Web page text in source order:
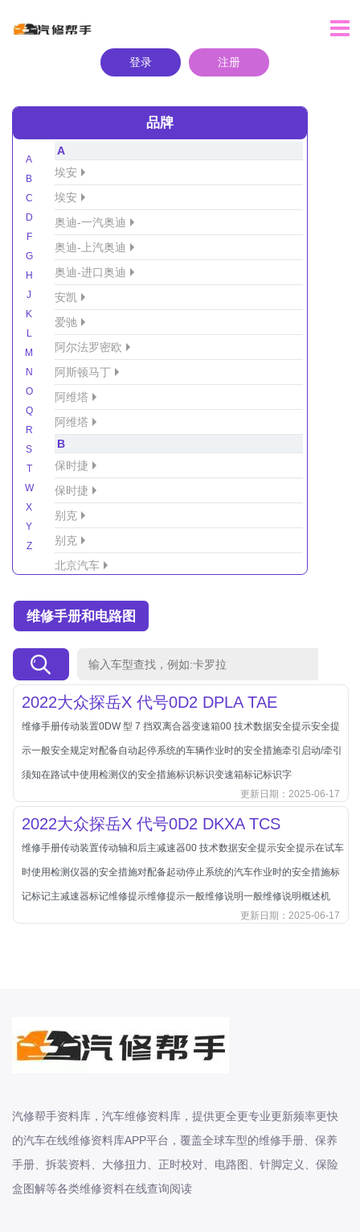
登录 注册
品牌
A
B
C
D
F
G
H
J
K
L
M
N
O
Q
R
S
T
W
X
Y
Z
A
埃安
埃安
奥迪-一汽奥迪
奥迪-上汽奥迪
奥迪-进口奥迪
安凯
爱驰
阿尔法罗密欧
阿斯顿马丁
阿维塔
阿维塔
B
保时捷
保时捷
别克
别克
北京汽车
北京越野车
北汽制造
奔腾
奔腾
奔驰
宝沃
本田-东风本田
本田-广州本田
标致
标致
标致-进口
比亚迪
维修手册和电路图
2022大众探岳X 代号0D2 DPLA TAE
维修手册传动装置0DW 型 7 挡双离合器变速箱00 技术数据安全提示安全提
示一般安全规定对配备自动起停系统的车辆作业时的安全措施牵引启动/牵引
须知在路试中使用检测仪的安全措施标识标识变速箱标记标识字
更新日期：2025-06-17
2022大众探岳X 代号0D2 DKXA TCS
维修手册传动装置传动轴和后主减速器00 技术数据安全提示安全提示在试车
时使用检测仪器的安全措施对配备起动停止系统的汽车作业时的安全措施标
记标记主减速器标记维修提示维修提示一般维修说明一般维修说明概述机
更新日期：2025-06-17
汽修帮手资料库，汽车维修资料库，提供更全更专业更新频率更快
的汽车在线维修资料库APP平台，覆盖全球车型的维修手册、保养
手册、拆装资料、大修扭力、正时校对、电路图、针脚定义、保险
盒图解等各类维修资料在线查询阅读